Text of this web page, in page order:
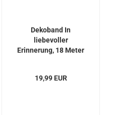
Dekoband In
liebevoller
Erinnerung, 18 Meter
19,99 EUR